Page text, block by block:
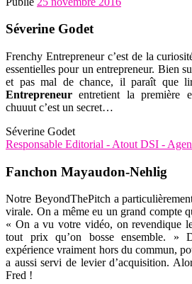
Séverine Godet
Frenchy Entrepreneur c’est de la
essentielles pour un entrepreneur. Bien
et pas mal de chance, il paraît que
Entrepreneur entretient la première
chuuut c’est un secret…
Séverine Godet
Responsable Editorial - Atout DSI -
Fanchon Mayaudon-Nehlig
Notre BeyondThePitch a
virale. On a même eu un grand compte
« On a vu votre vidéo, on revendique
tout prix qu’on bosse ensemble. »
expérience vraiment hors du commun,
a aussi servi de levier d’acquisition.
Fred !